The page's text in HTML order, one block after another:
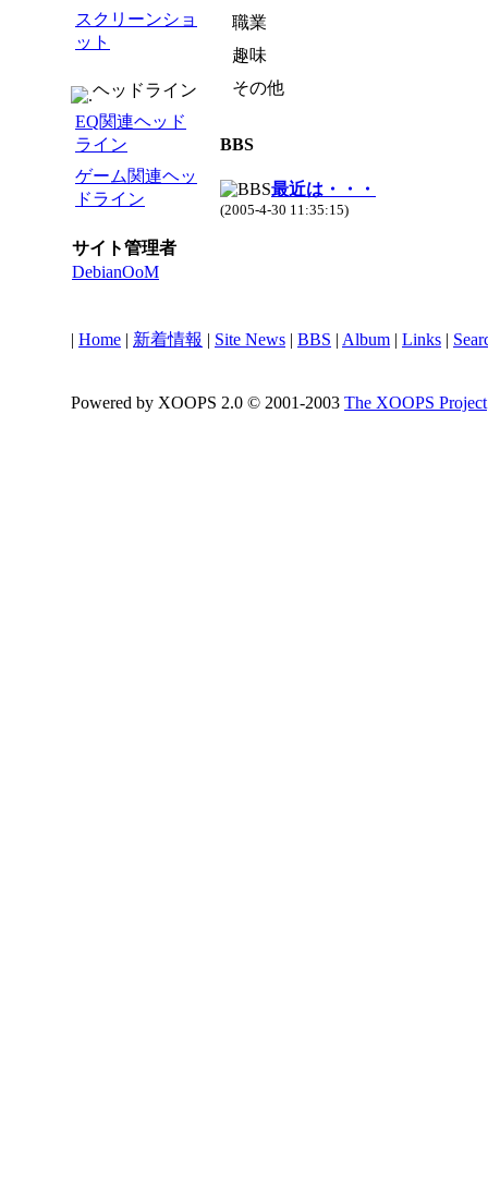
スクリーンショ
ット
ヘッドライン
EQ関連ヘッド
ライン
ゲーム関連ヘッ
ドライン
サイト管理者
DebianOoM
職業
趣味
その他
BBS
最近は・・・
(2005-4-30 11:35:15)
| Home | 新着情報 | Site News | BBS | Album | Links |
Powered by XOOPS 2.0 © 2001-2003 The XOOPS Project